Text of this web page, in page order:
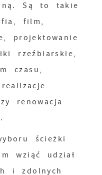
Są to takie
film,
projektowanie
rzeźbiarskie,
czasu,
renowacja
ścieżki
wziąć udział
i zdolnych